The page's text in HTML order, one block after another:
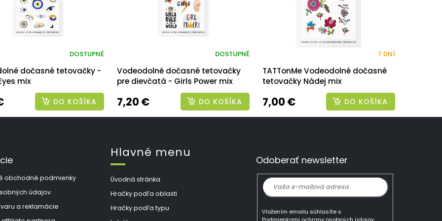
dočasné tetovačky -
mix
DOSTUPNÉ
DO KOŠÍKA
Vodeodolné dočasné tetovačky
pre dievčatá - Girls Power mix
DOSTUPNÉ
7,20 € DO KOŠÍKA
TATTonMe Vodeodolné dočasné
tetovačky Nádej mix
7 DNÍ
7,00 € DO KOŠÍKA
obchodné podmienky
údajov
a reklamácie
Hlavné menu
Úvodná stránka
Hračky podľa oblasti
Hračky podľa typu
Odoberať newsletter
Vložením emailu súhlasíte s
Podmienkami ochrany osobných údajov.